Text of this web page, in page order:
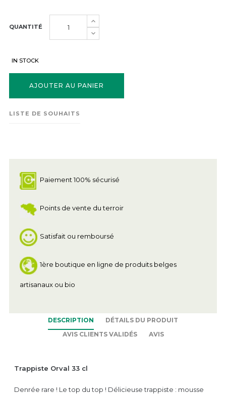
QUANTITÉ
IN STOCK
AJOUTER AU PANIER
LISTE DE SOUHAITS
Paiement 100% sécurisé
Points de vente du terroir
Satisfait ou remboursé
1ère boutique en ligne de produits belges
artisanaux ou bio
DESCRIPTION
DÉTAILS DU PRODUIT
AVIS CLIENTS VALIDÉS
AVIS
Trappiste Orval 33 cl
Denrée rare ! Le top du top ! Délicieuse trappiste : mousse